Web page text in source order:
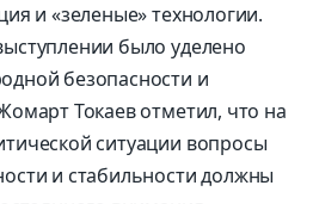
и «зеленые» технологии.
было уделено
безопасности и
Токаев отметил, что на
ситуации вопросы
и стабильности должны